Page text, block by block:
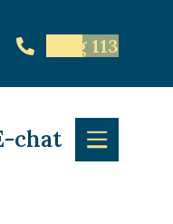
Ring 113
chat